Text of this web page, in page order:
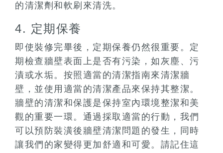
的清潔劑和軟刷來清洗。
4. 定期保養
即使裝修完畢後，定期保養仍然很重要。定
期檢查牆壁表面上是否有污染，如灰塵、污
漬或水垢。按照適當的清潔指南來清潔牆
壁，並使用適當的清潔產品來保持其整潔。
牆壁的清潔和保護是保持室內環境整潔和美
觀的重要一環。通過採取適當的行動，我們
可以預防裝潢後牆壁清潔問題的發生，同時
讓我們的家變得更加舒適和可愛。請記住這